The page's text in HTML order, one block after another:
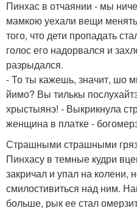
Пинхас в отчаянии - мы
мамкою уехали вещи
того, что дети пропадать
голос его надорвался и
разрыдался.
- То ты кажешь, значит, шо
йимо? Вы тилькы
хрыстыянэ! - Выкрикнула
женщина в платке -
Страшными страшными
Пинхасу в темные кудри
закричал и упал на
смилостивиться над ним.
больше, рык ее стал